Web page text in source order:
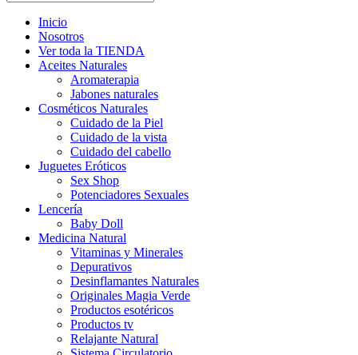
Inicio
Nosotros
Ver toda la TIENDA
Aceites Naturales
Aromaterapia
Jabones naturales
Cosméticos Naturales
Cuidado de la Piel
Cuidado de la vista
Cuidado del cabello
Juguetes Eróticos
Sex Shop
Potenciadores Sexuales
Lencería
Baby Doll
Medicina Natural
Vitaminas y Minerales
Depurativos
Desinflamantes Naturales
Originales Magia Verde
Productos esotéricos
Productos tv
Relajante Natural